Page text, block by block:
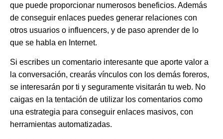
que puede proporcionar numerosos beneficios. Además
de conseguir enlaces puedes generar relaciones con
otros usuarios o influencers, y de paso aprender de lo
que se habla en Internet.
Si escribes un comentario interesante que aporte valor a
la conversación, crearás vínculos con los demás foreros,
se interesarán por ti y seguramente visitarán tu web. No
caigas en la tentación de utilizar los comentarios como
una estrategia para conseguir enlaces masivos, con
herramientas automatizadas.